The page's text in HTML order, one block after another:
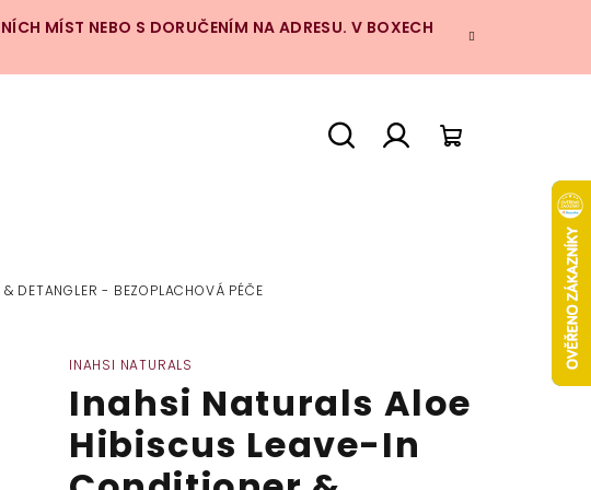
MÍST NEBO S DORUČENÍM NA ADRESU. V BOXECH
DETANGLER - BEZOPLACHOVÁ PÉČE
INAHSI NATURALS
Inahsi Naturals Aloe
Hibiscus Leave-In